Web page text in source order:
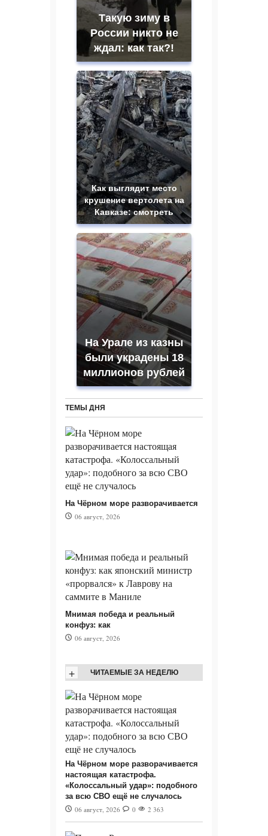
Такую зиму в
России никто не
ждал: как так?!
Как выглядит место
крушение вертолета на
Кавказе: смотреть
На Урале из казны
были украдены 18
миллионов рублей
ТЕМЫ ДНЯ
На Чёрном море разворачивается
06 август, 2026
Мнимая победа и реальный
конфуз: как
06 август, 2026
ЧИТАЕМЫЕ ЗА НЕДЕЛЮ
+
На Чёрном море разворачивается
настоящая катастрофа.
«Колоссальный удар»: подобного
за всю СВО ещё не случалось
06 август, 2026
0 2 363